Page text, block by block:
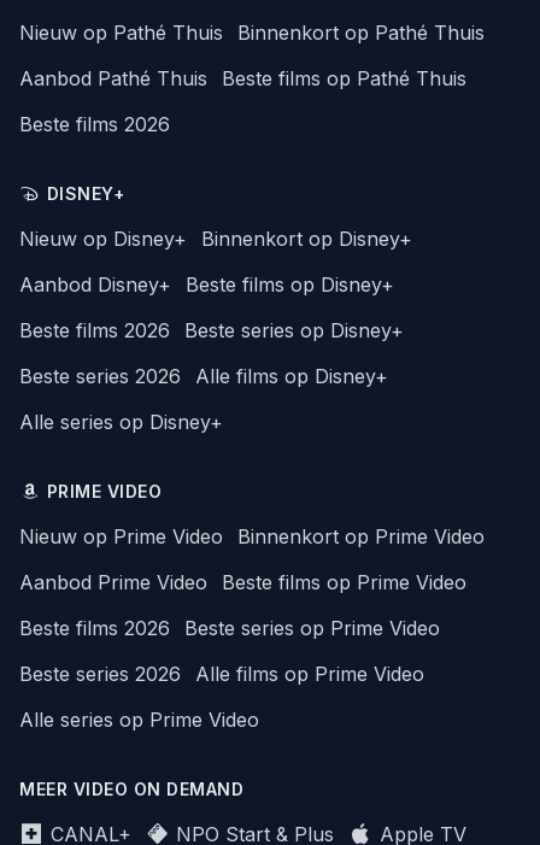
Nieuw op Pathé Thuis
Binnenkort op Pathé Thuis
Aanbod Pathé Thuis
Beste films op Pathé Thuis
Beste films 2026
DISNEY+
Nieuw op Disney+
Binnenkort op Disney+
Aanbod Disney+
Beste films op Disney+
Beste films 2026
Beste series op Disney+
Beste series 2026
Alle films op Disney+
Alle series op Disney+
PRIME VIDEO
Nieuw op Prime Video
Binnenkort op Prime Video
Aanbod Prime Video
Beste films op Prime Video
Beste films 2026
Beste series op Prime Video
Beste series 2026
Alle films op Prime Video
Alle series op Prime Video
MEER VIDEO ON DEMAND
CANAL+ NPO Start & Plus Apple TV